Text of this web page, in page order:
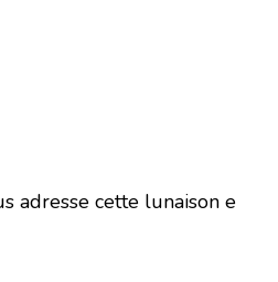
adresse cette lunaison e